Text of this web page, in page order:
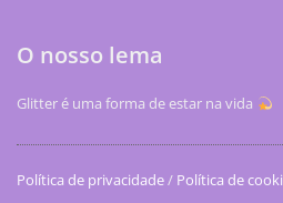
O nosso lema
Glitter é uma forma de estar na vida
Política de privacidade/ Política de